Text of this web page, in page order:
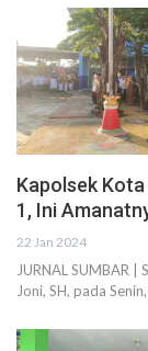
Kapolsek
1, Ini
22 Jan 2024
JURNAL SUMBAR
Joni, SH, pada